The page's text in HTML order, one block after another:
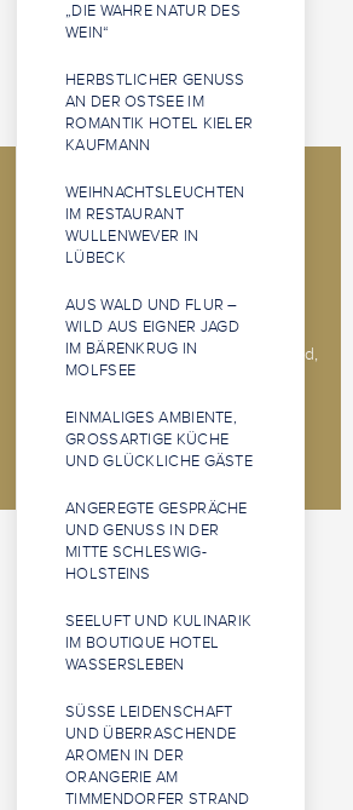
„DIE WAHRE NATUR DES
WEIN“
HERBSTLICHER GENUSS
AN DER OSTSEE IM
ROMANTIK HOTEL KIELER
KAUFMANN
WEIHNACHTSLEUCHTEN
IM RESTAURANT
WULLENWEVER IN
LÜBECK
AUS WALD UND FLUR –
WILD AUS EIGNER JAGD
IM BÄRENKRUG IN
MOLFSEE
EINMALIGES AMBIENTE,
GROSSARTIGE KÜCHE U
ND GLÜCKLICHE GÄSTE
ANGEREGTE GESPRÄCHE
UND GENUSS IN DER
MITTE SCHLESWIG-
HOLSTEINS
SEELUFT UND KULINARIK
IM BOUTIQUE HOTEL
WASSERSLEBEN
SÜSSE LEIDENSCHAFT U
ND ÜBERRASCHENDE A
ROMEN IN DER O
RANGERIE AM T
IMMENDORFER STRAND
2026 Jeunes
Sommeliers
The 2026 Jeunes Sommeliers
Competition will be held in Båstad,
Sweden, 14 - 18 o...
MORE
2026 Jeunes
Sommeliers